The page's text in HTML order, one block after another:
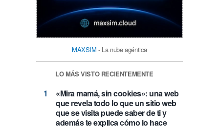
MAXSIM - La nube agéntica
LO MÁS VISTO RECIENTEMENTE
«Mira mamá, sin cookies»: una web
que revela todo lo que un sitio web
que se visita puede saber de ti y
además te explica cómo lo hace